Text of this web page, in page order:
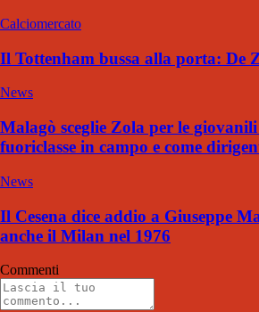
Calciomercato
Il Tottenham bussa alla porta: De
News
Malagò sceglie Zola per le
fuoriclasse in campo e come
News
Il Cesena dice addio a Giuseppe
anche il Milan nel 1976
Commenti